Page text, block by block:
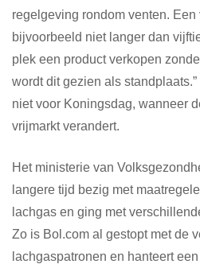
regelgeving rondom venten. Een
bijvoorbeeld niet langer dan
plek een product verkopen
wordt dit gezien als
niet voor Koningsdag, wanneer
vrijmarkt verandert.
Het ministerie van
langere tijd bezig met
lachgas en ging met
Zo is Bol.com al gestopt met de
lachgaspatronen en hanteert